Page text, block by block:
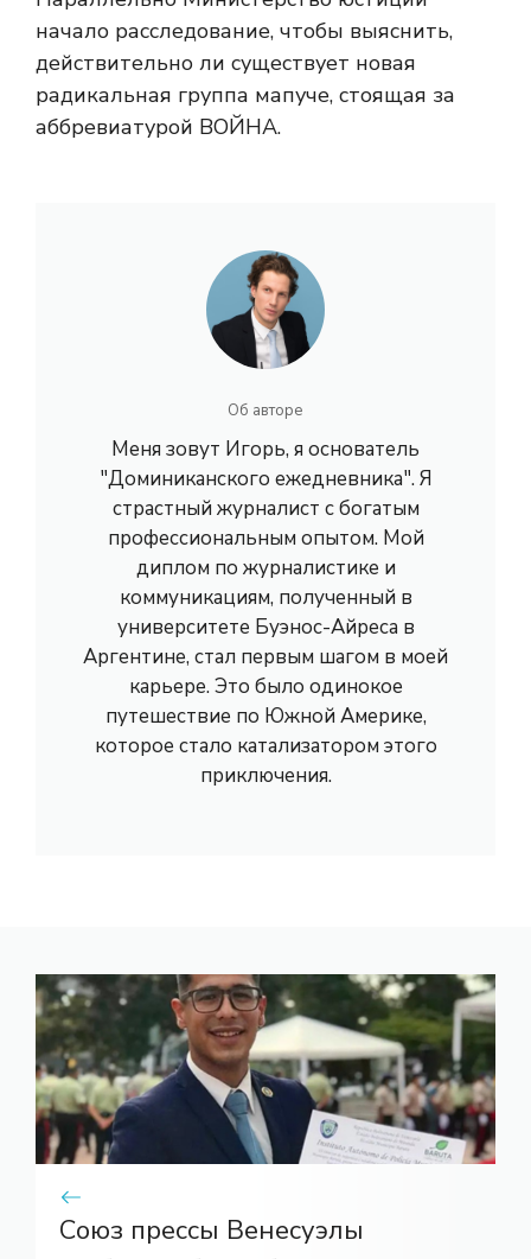
начало расследование, чтобы выяснить,
действительно ли существует новая
радикальная группа мапуче, стоящая за
аббревиатурой ВОЙНА.
Об авторе
Меня зовут Игорь, я основатель
"Доминиканского ежедневника". Я
страстный журналист с богатым
профессиональным опытом. Мой
диплом по журналистике и
коммуникациям, полученный в
университете Буэнос-Айреса в
Аргентине, стал первым шагом в моей
карьере. Это было одинокое
путешествие по Южной Америке,
которое стало катализатором этого
приключения.
Союз прессы Венесуэлы